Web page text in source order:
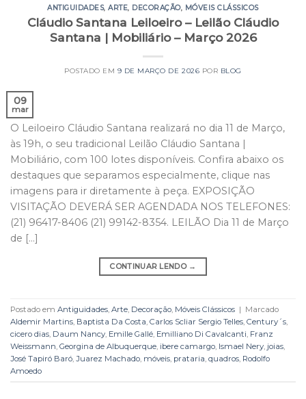
ANTIGUIDADES,ARTE, DECORAÇÃO, MÓVEIS CLÁSSICOS
Cláudio Santana Leiloeiro – Leilão Cláudio
Santana | Mobiliário – Março 2026
POSTADO EM 9 DE MARÇO DE 2026 POR BLOG
09
mar
O Leiloeiro Cláudio Santana realizará no dia 11 de Março,
às 19h, o seu tradicional Leilão Cláudio Santana |
Mobiliário, com 100 lotes disponíveis. Confira abaixo os
destaques que separamos especialmente, clique nas
imagens para ir diretamente à peça. EXPOSIÇÃO
VISITAÇÃO DEVERÁ SER AGENDADA NOS TELEFONES:
(21) 96417-8406 (21) 99142-8354. LEILÃO Dia 11 de Março
de […]
CONTINUAR LENDO →
Postado em Antiguidades Arte Decoração Móveis Clássicos | Marcado
Aldemir Martins Baptista Da Costa Carlos Scliar Sergio Telles Century´s
cicero dias Daum Nancy Emille Gallé Emilliano Di Cavalcanti Franz
Weissmann Georgina de Albuquerque ibere camargo Ismael Nery joias
José Tapiró Baró Juarez Machado móveis prataria quadros Rodolfo
Amoedo